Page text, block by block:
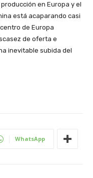
en Europa y el
está acaparando casi
de Europa
de oferta e
inevitable subida del
WhatsApp